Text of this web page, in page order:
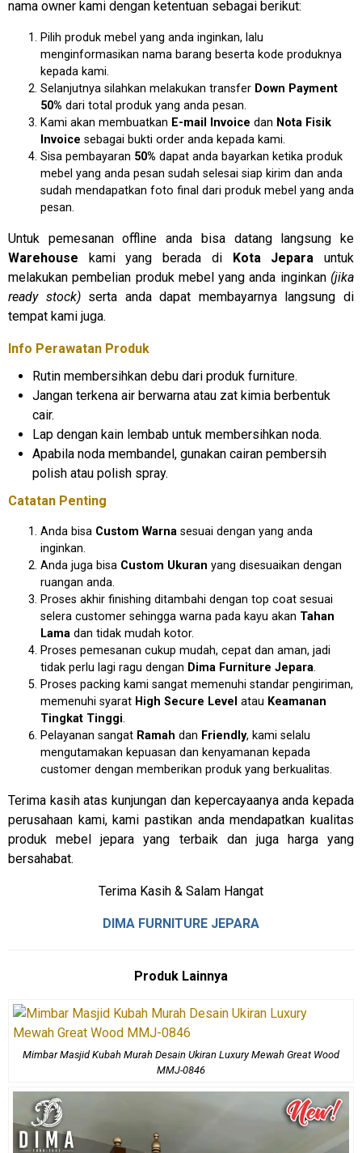
nama owner kami dengan ketentuan sebagai berikut:
Pilih produk mebel yang anda inginkan, lalu
menginformasikan nama barang beserta kode produknya
kepada kami.
Selanjutnya silahkan melakukan transfer Down Payment
50% dari total produk yang anda pesan.
Kami akan membuatkan E-mail Invoice dan Nota Fisik
Invoice sebagai bukti order anda kepada kami.
Sisa pembayaran 50% dapat anda bayarkan ketika produk
mebel yang anda pesan sudah selesai siap kirim dan anda
sudah mendapatkan foto final dari produk mebel yang anda
pesan.
Untuk pemesanan offline anda bisa datang langsung ke
Warehouse kami yang berada di Kota Jepara untuk
melakukan pembelian produk mebel yang anda inginkan (jika
ready stock)serta anda dapat membayarnya langsung di
tempat kami juga.
Info Perawatan Produk
Rutin membersihkan debu dari produk furniture.
Jangan terkena air berwarna atau zat kimia berbentuk
cair.
Lap dengan kain lembab untuk membersihkan noda.
Apabila noda membandel, gunakan cairan pembersih
polish atau polish spray.
Catatan Penting
Anda bisa Custom Warna sesuai dengan yang anda
inginkan.
Anda juga bisa Custom Ukuran yang disesuaikan dengan
ruangan anda.
Proses akhir finishing ditambahi dengan top coat sesuai
selera customer sehingga warna pada kayu akan Tahan
Lama dan tidak mudah kotor.
Proses pemesanan cukup mudah, cepat dan aman, jadi
tidak perlu lagi ragu dengan Dima Furniture Jepara.
Proses packing kami sangat memenuhi standar pengiriman,
memenuhi syarat High Secure Level atau Keamanan
Tingkat Tinggi.
Pelayanan sangat Ramah dan Friendly, kami selalu
mengutamakan kepuasan dan kenyamanan kepada
customer dengan memberikan produk yang berkualitas.
Terima kasih atas kunjungan dan kepercayaanya anda kepada
perusahaan kami, kami pastikan anda mendapatkan kualitas
produk mebel jepara yang terbaik dan juga harga yang
bersahabat.
Terima Kasih & Salam Hangat
DIMA FURNITURE JEPARA
Produk Lainnya
Mimbar Masjid Kubah Murah Desain Ukiran Luxury Mewah Great Wood
MMJ-0846